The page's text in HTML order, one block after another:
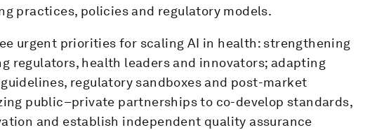
practices, policies and regulatory models.
urgent priorities for scaling AI in health: strengthening
regulators, health leaders and innovators; adapting
regulatory sandboxes and post-market
public–private partnerships to co-develop standards,
and establish independent quality assurance